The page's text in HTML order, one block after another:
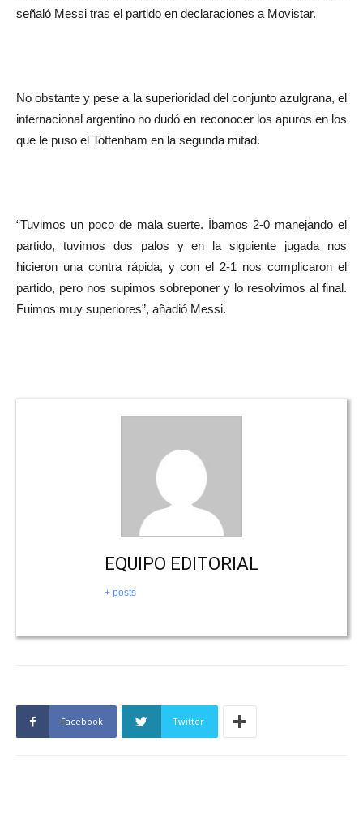
señaló Messi tras el partido en declaraciones a Movistar.
No obstante y pese a la superioridad del conjunto azulgrana, el
internacional argentino no dudó en reconocer los apuros en los
que le puso el Tottenham en la segunda mitad.
“Tuvimos un poco de mala suerte. Íbamos 2-0 manejando el
partido, tuvimos dos palos y en la siguiente jugada nos
hicieron una contra rápida, y con el 2-1 nos complicaron el
partido, pero nos supimos sobreponer y lo resolvimos al final.
Fuimos muy superiores”, añadió Messi.
EQUIPO EDITORIAL
+ posts
Facebook Twitter